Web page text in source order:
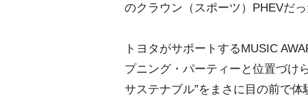
のクラウン（スポーツ）PHEVだっ
トヨタがサポートするMUSIC
プニング・パーティーと位置づけ
サステナブル”をまさに目の前で